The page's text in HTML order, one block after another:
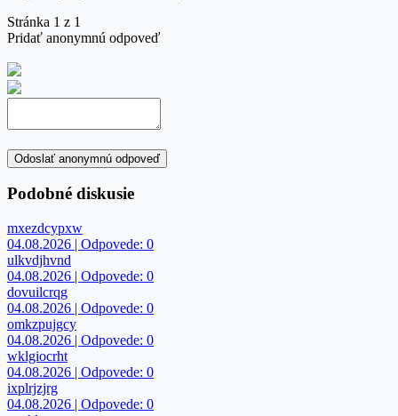
Stránka 1 z 1
Pridať anonymnú odpoveď
Odoslať anonymnú odpoveď
Podobné diskusie
mxezdcypxw
04.08.2026 | Odpovede: 0
ulkvdjhvnd
04.08.2026 | Odpovede: 0
dovuilcrqg
04.08.2026 | Odpovede: 0
omkzpujgcy
04.08.2026 | Odpovede: 0
wklgiocrht
04.08.2026 | Odpovede: 0
ixplrjzjrg
04.08.2026 | Odpovede: 0